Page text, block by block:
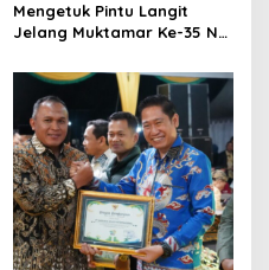
Mengetuk Pintu Langit
Jelang Muktamar Ke-35 NU,
di Surabaya